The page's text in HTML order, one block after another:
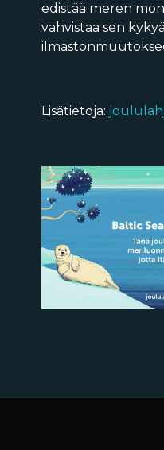
edistää meren
vahvistaa sen
Lisätietoja: